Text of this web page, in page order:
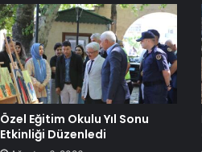
Özel Eğitim Okulu Yıl Sonu
Etkinliği Düzenledi